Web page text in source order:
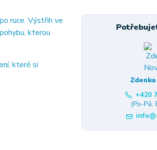
ruce. Výstřih ve
kterou
které si
+420
(Po-Pá,